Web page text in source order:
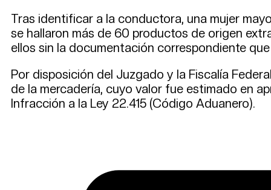
Tras identificar a la conductora, una mujer
se hallaron más de 60 productos de origen
ellos sin la documentación correspondiente
Por disposición del Juzgado y la Fiscalía
de la mercadería, cuyo valor fue estimado en
Infracción a la Ley 22.415 (Código Aduanero).